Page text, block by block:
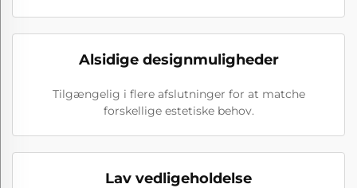
Alsidige designmuligheder
Tilgængelig i flere afslutninger for at matche
forskellige estetiske behov.
Lav vedligeholdelse